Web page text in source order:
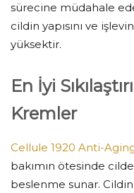
sürecine müdahale
cildin yapısını ve
yüksektir.
En İyi
Kremler
Cellule 1920 Anti-
bakımın ötesinde
beslenme sunar.